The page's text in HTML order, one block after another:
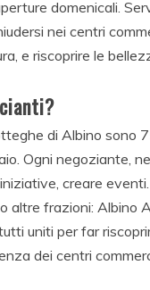
domenicali.
nei centri
e riscoprire le
di Albino sono
Ogni negoziante,
creare
frazioni: Albino
uniti per far
dei centri